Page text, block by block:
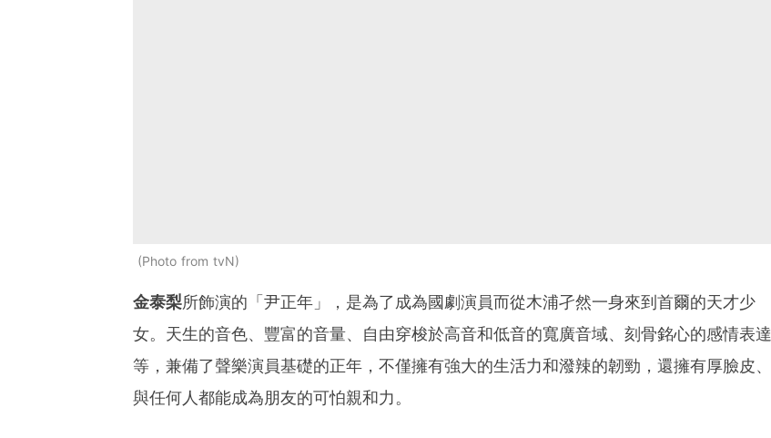
Photo from tvN
金泰梨所飾演的「尹正年」，是為了成為國劇演員而從木浦孑然一身來到首爾的天才少
女。天生的音色、豐富的音量、自由穿梭於高音和低音的寬廣音域、刻骨銘心的感情表達
等，兼備了聲樂演員基礎的正年，不僅擁有強大的生活力和潑辣的韌勁，還擁有厚臉皮、
與任何人都能成為朋友的可怕親和力。